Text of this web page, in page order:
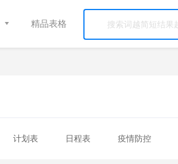
精品表格
计划表 日程表 疫情防控